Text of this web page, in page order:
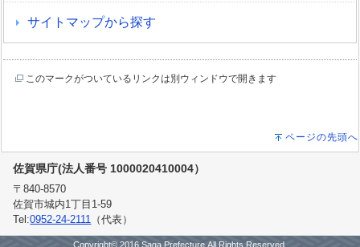
サイトマップから探す
このマークがついているリンクは別ウィンドウで開きます
ページの先頭へ
佐賀県庁(法人番号 1000020410004）
〒840-8570
佐賀市城内1丁目1-59
Tel:0952-24-2111 （代表）
Copyright© 2016 Saga Prefecture.All Rights Reserved.